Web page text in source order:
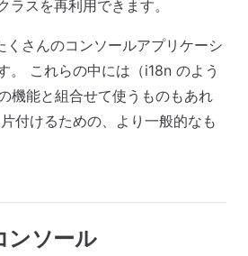
ラスを再利用できます。
くさんのコンソールアプリケーシ
。 これらの中には（i18n のよう
機能と組合せて使うものもあれ
付けるための、より一般的なも
ンソール